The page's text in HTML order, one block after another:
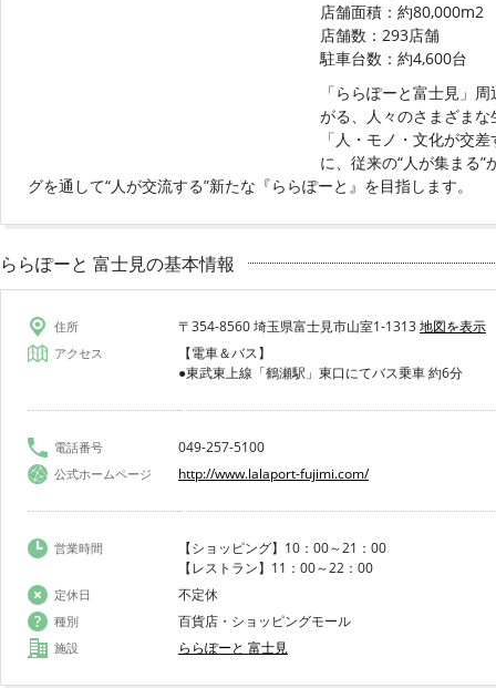
店舗面積：約
店舗数：293店舗
駐車台数：約4,600台
「ららぽーと富士見」
がる、人々のさまざま
「人・モノ・文化が交
に、従来の“人が集まる
グを通して“人が交流する”新たな『ららぽーと』を目指します。
ららぽーと 富士見の基本情報
住所 〒354-8560 埼玉県富士見市山室1-1313地図を表示
アクセス
【電車＆バス】
●東武東上線「鶴瀬駅」東口にてバス乗車 約6分
電話番号 049-257-5100
公式ホームページ http://www.lalaport-fujimi.com/
営業時間
【ショッピング】10：00～21：00
【レストラン】11：00～22：00
定休日 不定休
種別 百貨店・ショッピングモール
施設 ららぽーと 富士見